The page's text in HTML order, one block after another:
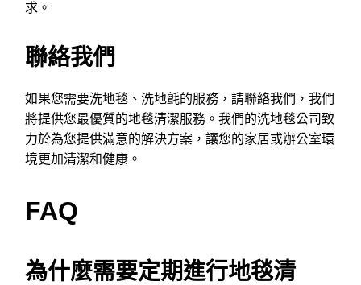
求。
聯絡我們
如果您需要洗地毯、洗地氈的服務，請聯絡我們，我們
將提供您最優質的地毯清潔服務。我們的洗地毯公司致
力於為您提供滿意的解決方案，讓您的家居或辦公室環
境更加清潔和健康。
FAQ
為什麼需要定期進行地毯清